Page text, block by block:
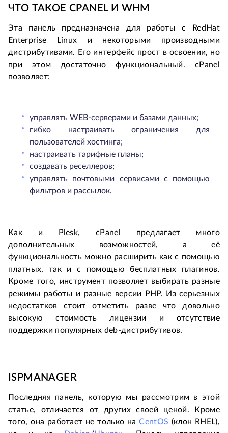
ЧТО ТАКОЕ CPANEL И WHM
Эта панель предназначена для работы с RedHat
Enterprise Linux и некоторыми производными
дистрибутивами. Его интерфейс прост в освоении, но
при этом достаточно функциональный. cPanel
позволяет:
управлять WEB-серверами и базами данных;
гибко настраивать ограничения для
пользователей хостинга;
настраивать тарифные планы;
создавать реселлеров;
управлять почтовыми сервисами с помощью
фильтров и рассылок.
Как и Plesk, cPanel предлагает много
дополнительных возможностей, а её
функциональность можно расширить как с помощью
платных, так и с помощью бесплатных плагинов.
Кроме того, инструмент позволяет выбирать разные
режимы работы и разные версии PHP. Из серьезных
недостатков стоит отметить разве что довольно
высокую стоимость лицензии и отсутствие
поддержки популярных deb-дистрибутивов.
ISPMANAGER
Последняя панель, которую мы рассмотрим в этой
статье, отличается от других своей ценой. Кроме
того, она работает не только наCentOS (клон RHEL),